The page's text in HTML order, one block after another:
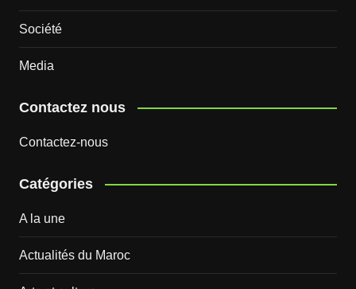
Société
Media
Contactez nous
Contactez-nous
Catégories
A la une
Actualités du Maroc